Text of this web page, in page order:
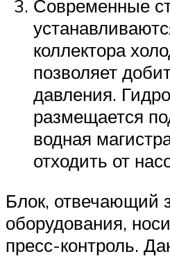
Современные
коллектора
позволяет
давления.
размещается
водная
отходить от
Блок, отвечающий
оборудования,
пресс-контроль.